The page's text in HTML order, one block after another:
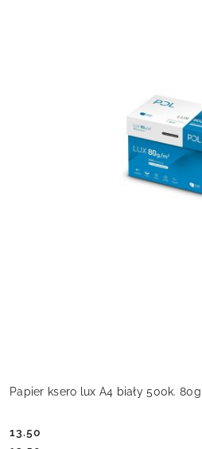
Papier ksero lux A4 biały 500k.
13.50